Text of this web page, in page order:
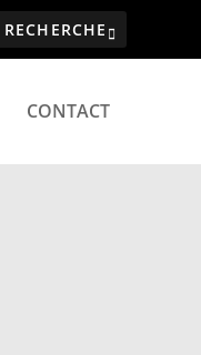
CONTACT